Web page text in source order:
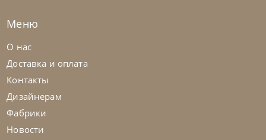
Меню
О нас
Доставка и оплата
Контакты
Дизайнерам
Фабрики
Новости